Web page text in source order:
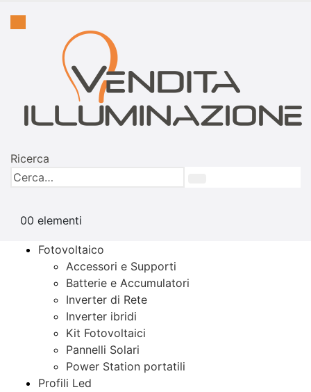
Ricerca
00 elementi
Fotovoltaico
Accessori e Supporti
Batterie e Accumulatori
Inverter di Rete
Inverter ibridi
Kit Fotovoltaici
Pannelli Solari
Power Station portatili
Profili Led